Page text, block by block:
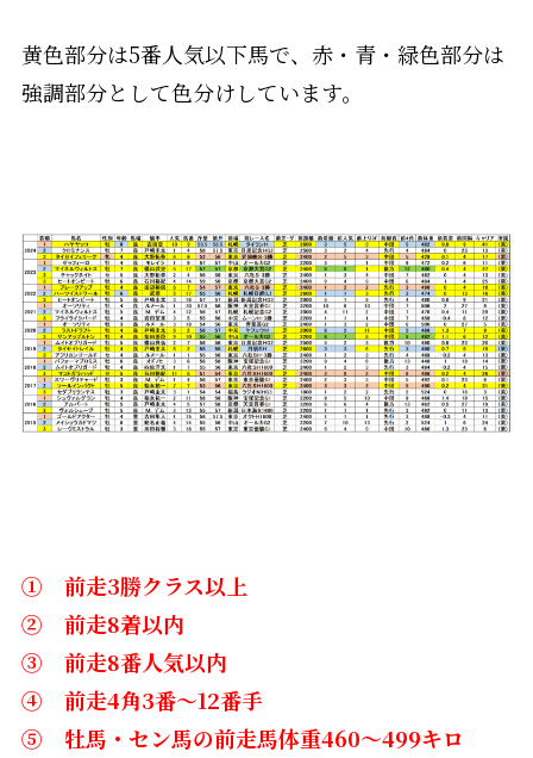
黄色部分は5番人気以下馬で、赤・青・緑色部分は
強調部分として色分けしています。
① 前走3勝クラス以上
② 前走8着以内
③ 前走8番人気以内
④ 前走4角3番～12番手
⑤ 牡馬・セン馬の前走馬体重460～499キロ